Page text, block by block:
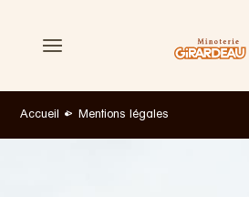
Nos farines
Accueil Mentions légales